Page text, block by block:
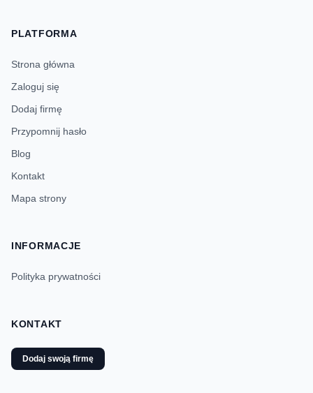
PLATFORMA
Strona główna
Zaloguj się
Dodaj firmę
Przypomnij hasło
Blog
Kontakt
Mapa strony
INFORMACJE
Polityka prywatności
KONTAKT
Dodaj swoją firmę